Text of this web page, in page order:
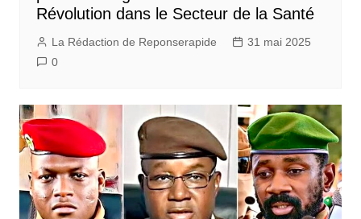
Révolution dans le Secteur de la Santé
La Rédaction de Reponserapide
31 mai 2025
0